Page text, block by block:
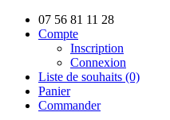
07 56 81 11 28
Compte
Inscription
Connexion
Liste de souhaits (0)
Panier
Commander